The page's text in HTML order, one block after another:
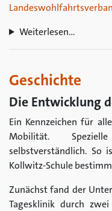
Weiterlesen…
Geschichte
Die Entwicklung
Ein Kennzeichen für
Mobilität.
selbstverständlich. So
Kollwitz-Schule
Zunächst fand der
Tagesklinik durch